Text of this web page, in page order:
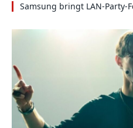
Samsung bringt LAN-Party-